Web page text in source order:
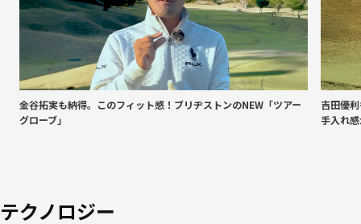
金谷拓実も納得。このフィット感！ブリヂストンのNEW「ツアー
グローブ」
吉田優
手入れ
テクノロジー